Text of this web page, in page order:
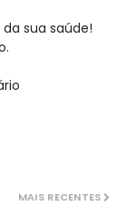
sua saúde!
MAIS RECENTES